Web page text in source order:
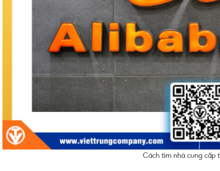
Cách tìm nhà cung cấp